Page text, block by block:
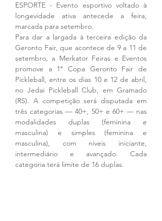
ESPORTE - Evento esportivo voltado à
longevidade ativa antecede a feira,
marcada para setembro.
Para dar a largada à terceira edição da
Geronto Fair, que acontece de 9 a 11 de
setembro, a Merkator Feiras e Eventos
promove a 1ª Copa Geronto Fair de
Pickleball, entre os dias 10 e 12 de abril,
no Jedai Pickleball Club, em Gramado
(RS). A competição será disputada em
três categorias — 40+, 50+ e 60+ — nas
modalidades duplas (feminina e
masculina) e simples (feminina e
masculina), com níveis iniciante,
intermediário e avançado. Cada
categoria terá limite de 16 duplas.